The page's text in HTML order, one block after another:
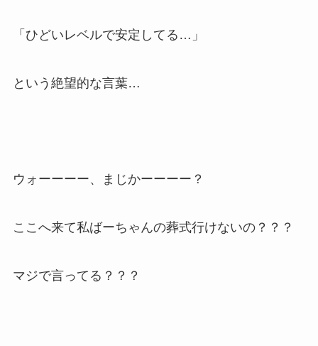
「ひどいレベルで安定してる…」
という絶望的な言葉…
ウォーーーー、まじかーーーー？
ここへ来て私ばーちゃんの葬式行けないの？？？
マジで言ってる？？？